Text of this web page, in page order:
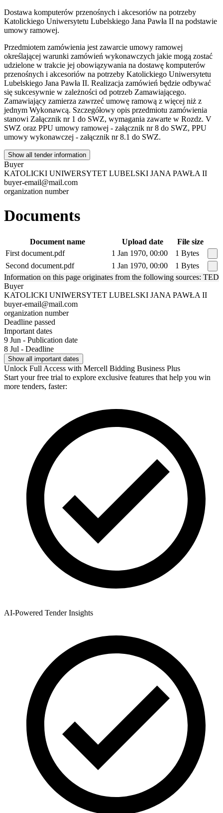
Dostawa komputerów przenośnych i akcesoriów na potrzeby
Katolickiego Uniwersytetu Lubelskiego Jana Pawła II na podstawie
umowy ramowej.
Przedmiotem zamówienia jest zawarcie umowy ramowej
określającej warunki zamówień wykonawczych jakie mogą zostać
udzielone w trakcie jej obowiązywania na dostawę komputerów
przenośnych i akcesoriów na potrzeby Katolickiego Uniwersytetu
Lubelskiego Jana Pawła II. Realizacja zamówień będzie odbywać
się sukcesywnie w zależności od potrzeb Zamawiającego.
Zamawiający zamierza zawrzeć umowę ramową z więcej niż z
jednym Wykonawcą. Szczegółowy opis przedmiotu zamówienia
stanowi Załącznik nr 1 do SWZ, wymagania zawarte w Rozdz. V
SWZ oraz PPU umowy ramowej - załącznik nr 8 do SWZ, PPU
umowy wykonawczej - załącznik nr 8.1 do SWZ.
Show all tender information
Buyer
KATOLICKI UNIWERSYTET LUBELSKI JANA PAWŁA II
buyer-email@mail.com
organization number
Documents
Document name Upload date
File size
First document.pdf
1 Jan 1970, 00:00
1 Bytes
Second document.pdf
1 Jan 1970, 00:00
1 Bytes
Information on this page originates from the following sources: TED
Buyer
KATOLICKI UNIWERSYTET LUBELSKI JANA PAWŁA II
buyer-email@mail.com
organization number
Deadline passed
Important dates
9 Jun - Publication date
8 Jul - Deadline
Show all important dates
Unlock Full Access with Mercell Bidding Business Plus
Start your free trial to explore exclusive features that help you win
more tenders, faster:
AI-Powered Tender Insights